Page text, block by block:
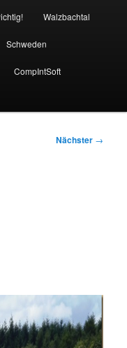
Walzbachtal
Schweden
CompIntSoft
Nächster →